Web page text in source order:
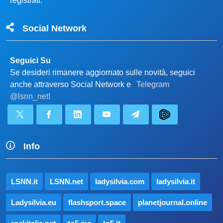
Social Network
Seguici Su
Se desideri rimanere aggiornato sulle novità, seguici
anche attraverso Social Network e
Telegram
@lsnn_net!
Info
LSNN.it LSNN.net ladysilvia.com ladysilvia.it
Ladysilvia.eu flashsport.space planetjournal.online